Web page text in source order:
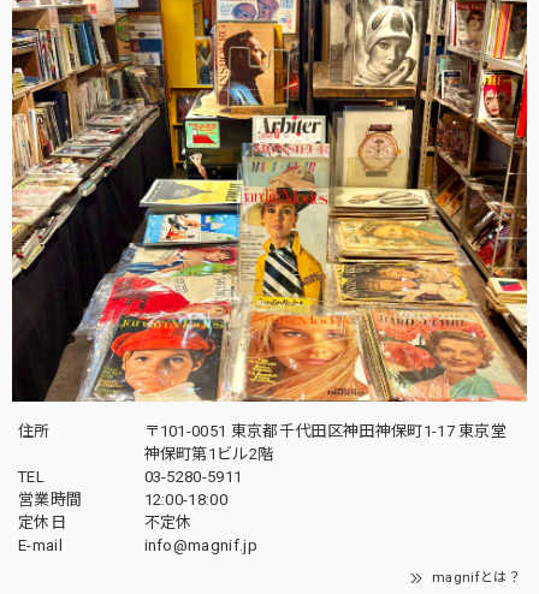
住所
〒101-0051 東京都千代田区神田神保町1-17 東京堂
神保町第1ビル2階
TEL
03-5280-5911
営業時間
12:00-18:00
定休日
不定休
E-mail
info@magnif.jp
magnifとは？